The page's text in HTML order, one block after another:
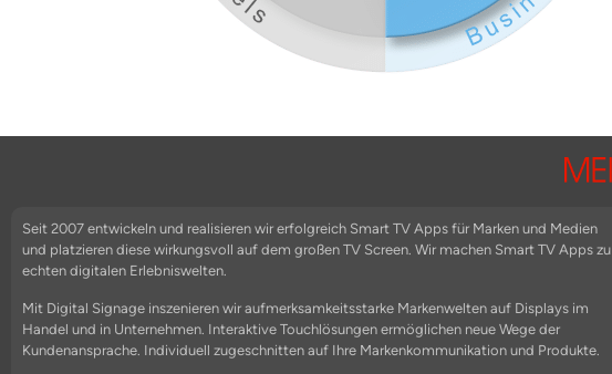
Seit 2007 entwickeln und realisieren wir erfolgreich Smart TV Apps für Marken und Medien
und platzieren diese wirkungsvoll auf dem großen TV Screen. Wir machen Smart TV Apps zu
echten digitalen Erlebniswelten.
Mit Digital Signage inszenieren wir aufmerksamkeitsstarke Markenwelten auf Displays im
Handel und in Unternehmen. Interaktive Touchlösungen ermöglichen neue Wege der
Kundenansprache. Individuell zugeschnitten auf Ihre Markenkommunikation und Produkte.